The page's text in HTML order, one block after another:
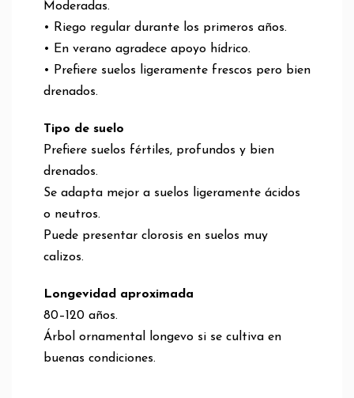
Moderadas.
• Riego regular durante los primeros años.
• En verano agradece apoyo hídrico.
• Prefiere suelos ligeramente frescos pero bien
drenados.
Tipo de suelo
Prefiere suelos fértiles, profundos y bien
drenados.
Se adapta mejor a suelos ligeramente ácidos
o neutros.
Puede presentar clorosis en suelos muy
calizos.
Longevidad aproximada
80–120 años.
Árbol ornamental longevo si se cultiva en
buenas condiciones.